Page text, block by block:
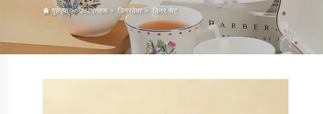
गृहपृष्ठ>उत्पादनहरू> डिनरवेयर> डिनर सेट